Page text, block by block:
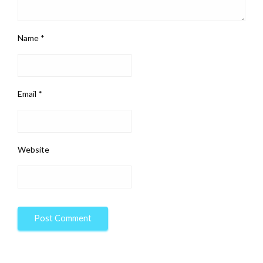
Name *
Email *
Website